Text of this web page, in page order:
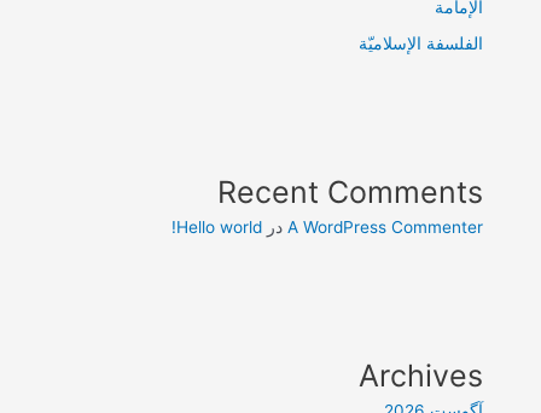
الإمامة
الفلسفة الإسلاميّة
Recent Comments
A WordPress Commenter درHello world!
Archives